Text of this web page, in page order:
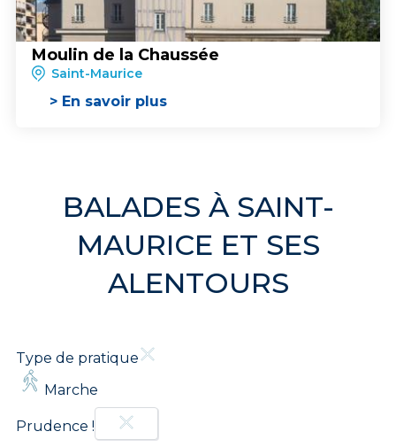
Moulin de la Chaussée
Saint-Maurice
> En savoir plus
BALADES À SAINT-
MAURICE ET SES
ALENTOURS
Type de pratique
Marche
Prudence !